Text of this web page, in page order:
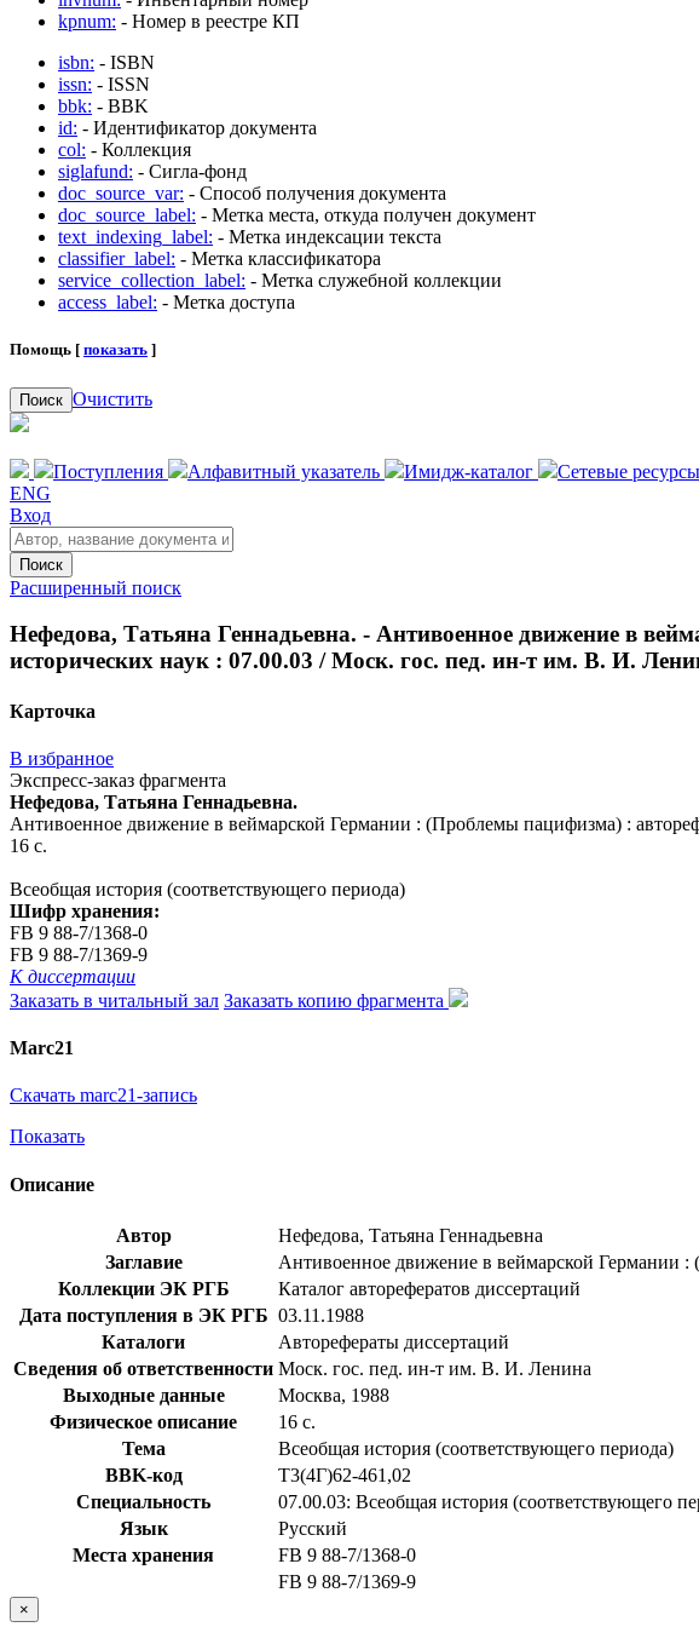
kpnum: - Номер в реестре КП
isbn: - ISBN
issn: - ISSN
bbk: - BBK
id: - Идентификатор документа
col: - Коллекция
siglafund: - Сигла-фонд
doc_source_var: - Способ получения документа
doc_source_label: - Метка места, откуда получен документ
text_indexing_label: - Метка индексации текста
classifier_label: - Метка классификатора
service_collection_label: - Метка служебной коллекции
access_label: - Метка доступа
Помощь [ показать ]
Поиск Очистить
Поступления Алфавитный указатель Имидж-каталог
Сетевые ресурсы
ENG
Вход
Поиск
Расширенный поиск
Нефедова, Татьяна Геннадьевна. - Антивоенное движение в
исторических наук : 07.00.03 / Моск. гос. пед. ин-т им. В. И.
Карточка
В избранное
Экспресс-заказ фрагмента
Нефедова, Татьяна Геннадьевна.
Антивоенное движение в веймарской Германии : (Проблемы пацифизма) :
16 с.
Всеобщая история (соответствующего периода)
Шифр хранения:
FB 9 88-7/1368-0
FB 9 88-7/1369-9
К диссертации
Заказать в читальный зал Заказать копию фрагмента
Marc21
Скачать marc21-запись
Показать
Описание
Автор
Нефедова, Татьяна Геннадьевна
Заглавие
Антивоенное движение в веймарской Германии :
Коллекции ЭК РГБ
Каталог авторефератов диссертаций
Дата поступления в ЭК РГБ 03.11.1988
Каталоги
Авторефераты диссертаций
Сведения об ответственности Моск. гос. пед. ин-т им. В. И. Ленина
Выходные данные
Москва, 1988
Физическое описание
16 с.
Тема
Всеобщая история (соответствующего периода)
BBK-код
Т3(4Г)62-461,02
Специальность
07.00.03: Всеобщая история (соответствующего
Язык
Русский
Места хранения
FB 9 88-7/1368-0
FB 9 88-7/1369-9
×